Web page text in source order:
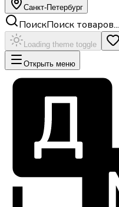
Санкт-Петербург
ПоискПоиск товаров...
Loading theme toggle
Открыть меню